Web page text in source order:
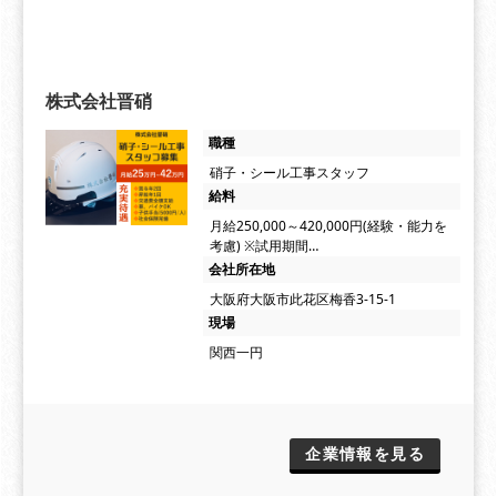
株式会社晋硝
職種
硝子・シール工事スタッフ
給料
月給250,000～420,000円(経験・能力を
考慮) ※試用期間…
会社所在地
大阪府大阪市此花区梅香3-15-1
現場
関西一円
企業情報を見る